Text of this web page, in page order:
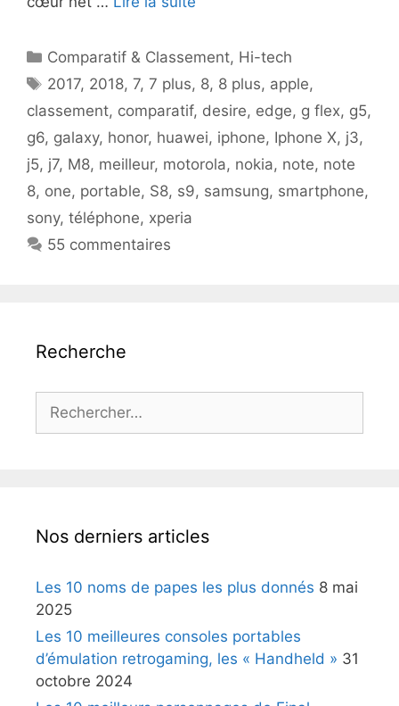
Catégories
Comparatif & Classement, Hi-tech
Étiquettes
2017, 2018,7,7 plus, 8, 8 plus, apple,
classement, comparatif, desire, edge, g flex, g5,
g6, galaxy, honor, huawei, iphone, Iphone X, j3,
j5, j7, M8, meilleur, motorola, nokia, note, note
8, one, portable, S8, s9, samsung, smartphone,
sony, téléphone, xperia
55 commentaires
Recherche
Nos derniers articles
Les 10 noms de papes les plus donnés 8 mai
2025
Les 10 meilleures consoles portables
d’émulation retrogaming, les « Handheld » 31
octobre 2024